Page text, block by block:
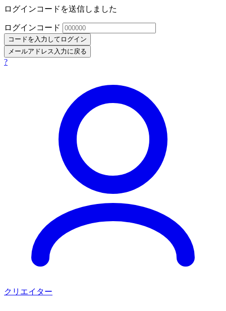
ログインコードを送信しました
ログインコード
コードを入力してログイン
メールアドレス入力に戻る
?
クリエイター